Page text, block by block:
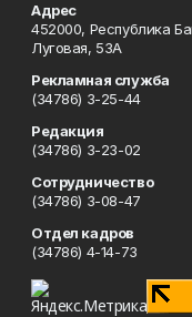
Адрес
452000, Республика
Луговая, 53А
Рекламная служба
(34786) 3-25-44
Редакция
(34786) 3-23-02
Сотрудничество
(34786) 3-08-47
Отдел кадров
(34786) 4-14-73